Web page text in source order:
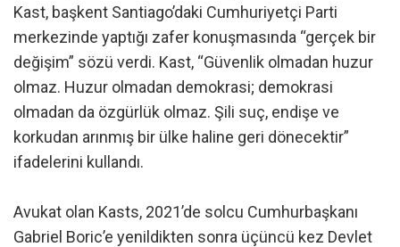
Kast, başkent Santiago’daki Cumhuriyetçi Parti
merkezinde yaptığı zafer konuşmasında “gerçek bir
değişim” sözü verdi. Kast, “Güvenlik olmadan huzur
olmaz. Huzur olmadan demokrasi; demokrasi
olmadan da özgürlük olmaz. Şili suç, endişe ve
korkudan arınmış bir ülke haline geri dönecektir”
ifadelerini kullandı.
Avukat olan Kasts, 2021’de solcu Cumhurbaşkanı
Gabriel Boric’e yenildikten sonra üçüncü kez Devlet